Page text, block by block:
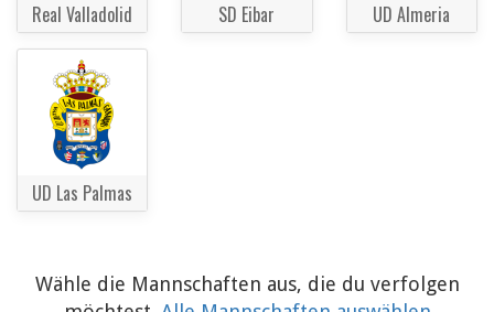
Real Valladolid SD Eibar UD Almeria
UD Las Palmas
Wähle die Mannschaften aus, die du verfolgen